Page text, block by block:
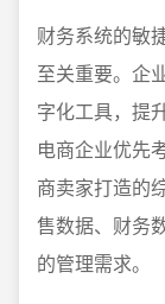
财务系统的敏
至关重要。企
字化工具，提
电商企业优先
商卖家打造的
售数据、财务
的管理需求。